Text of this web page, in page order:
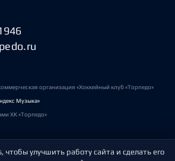
организация «Хоккейный клуб «Торпедо»
Музыка»
ХК «Торпедо»
данных
улучшить работу сайта и сделать его